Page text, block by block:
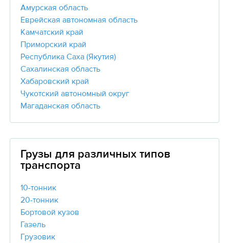
Амурская область
Еврейская автономная область
Камчатский край
Приморский край
Республика Саха (Якутия)
Сахалинская область
Хабаровский край
Чукотский автономный округ
Магаданская область
Грузы для различных типов
транспорта
10-тонник
20-тонник
Бортовой кузов
Газель
Грузовик